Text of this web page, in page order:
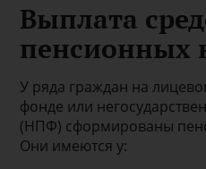
Выплата
пенсионных
У ряда граждан на
фонде или
(НПФ) сформированы
Они имеются у: